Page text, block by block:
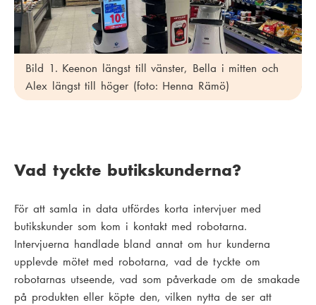
Bild 1. Keenon längst till vänster, Bella i mitten och
Alex längst till höger (foto: Henna Rämö)
Vad tyckte butikskunderna?
För att samla in data utfördes korta intervjuer med
butikskunder som kom i kontakt med robotarna.
Intervjuerna handlade bland annat om hur kunderna
upplevde mötet med robotarna, vad de tyckte om
robotarnas utseende, vad som påverkade om de smakade
på produkten eller köpte den, vilken nytta de ser att